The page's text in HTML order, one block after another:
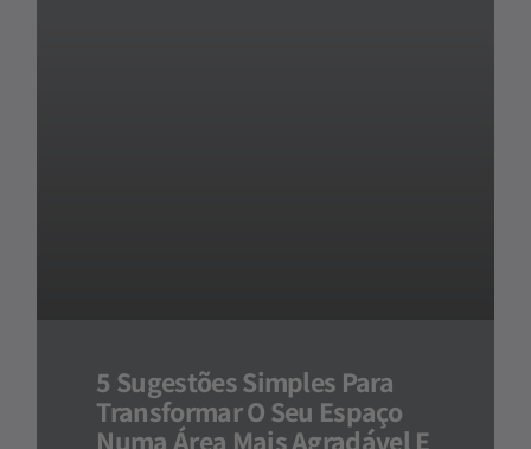
5 Sugestões Simples Para
Transformar O Seu Espaço
Numa Área Mais Agradável E